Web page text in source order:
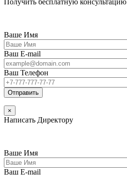
Ваше Имя
Ваш E-mail
Ваш Телефон
×
Написать Директору
Ваше Имя
Ваш E-mail